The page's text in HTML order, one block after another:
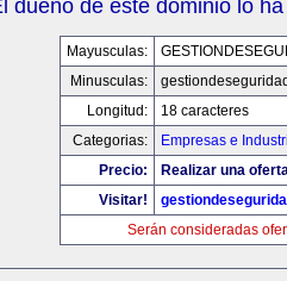
dueño de este dominio lo
Mayusculas:
Minusculas:
Longitud:
18 caracteres
Categorias:
Empresas e
Precio:
Realizar una
Visitar!
Serán consideradas